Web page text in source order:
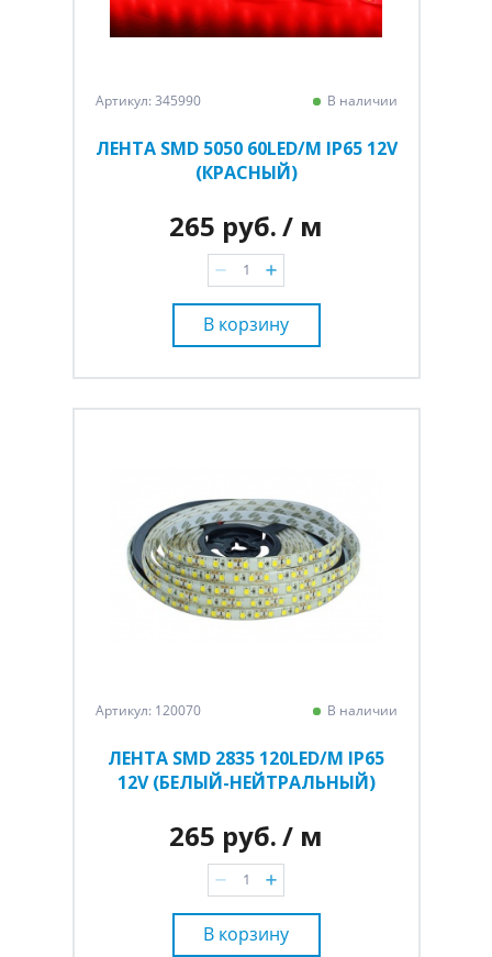
Артикул: 345990 В наличии
ЛЕНТА SMD 5050 60LED/M IP65 12V
(КРАСНЫЙ)
265 руб./ м
В корзину
Артикул: 120070 В наличии
ЛЕНТА SMD 2835 120LED/M IP65
12V (БЕЛЫЙ-НЕЙТРАЛЬНЫЙ)
265 руб./ м
В корзину